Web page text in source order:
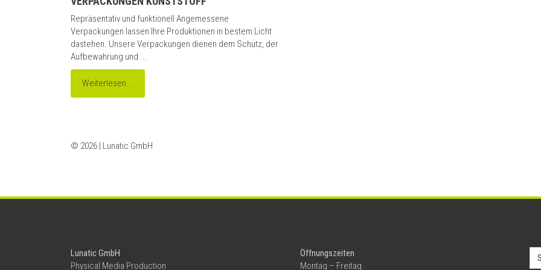
Repräsentativ und funktionell Angemessene
Verpackungen lassen Ihre Produktionen in bestem Licht
dastehen. Unsere Verpackungen dienen dem Schutz, der
Aufbewahrung und ...
Weiterlesen...
© 2026 | Lunatic GmbH
Lunatic GmbH
Physical Media Production
Öffnungszeiten
Montag – Freitag
for: